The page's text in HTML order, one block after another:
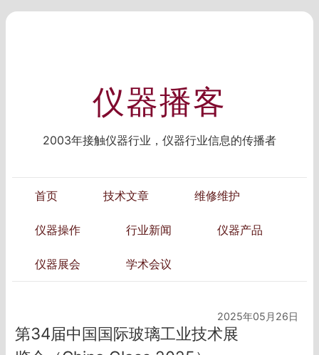
仪器播客
2003年接触仪器行业，仪器行业信息的传播者
首页 技术文章 维修维护
仪器操作 行业新闻 仪器产品
仪器展会 学术会议
2025年05月26日
第34届中国国际玻璃工业技术展